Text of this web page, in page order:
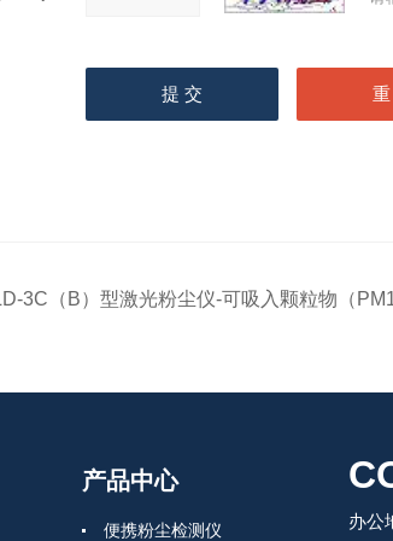
3C（B）型激光粉尘仪-可吸入颗粒物（PM10）浓度的
产品中心
便携粉尘检测仪 办公